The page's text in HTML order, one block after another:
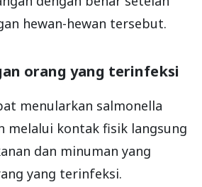
hewan-hewan tersebut.
orang yang terinfeksi
menularkan salmonella
melalui kontak fisik langsung
dan minuman yang
yang terinfeksi.